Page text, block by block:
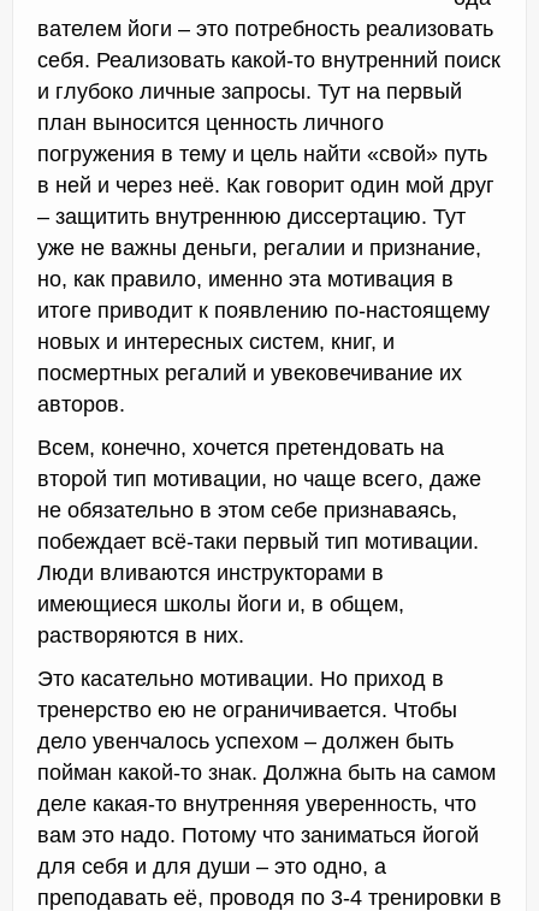
вателем йоги – это потребность реализовать
себя. Реализовать какой-то внутренний поиск
и глубоко личные запросы. Тут на первый
план выносится ценность личного
погружения в тему и цель найти «свой» путь
в ней и через неё. Как говорит один мой друг
– защитить внутреннюю диссертацию. Тут
уже не важны деньги, регалии и признание,
но, как правило, именно эта мотивация в
итоге приводит к появлению по-настоящему
новых и интересных систем, книг, и
посмертных регалий и увековечивание их
авторов.
Всем, конечно, хочется претендовать на
второй тип мотивации, но чаще всего, даже
не обязательно в этом себе признаваясь,
побеждает всё-таки первый тип мотивации.
Люди вливаются инструкторами в
имеющиеся школы йоги и, в общем,
растворяются в них.
Это касательно мотивации. Но приход в
тренерство ею не ограничивается. Чтобы
дело увенчалось успехом – должен быть
пойман какой-то знак. Должна быть на самом
деле какая-то внутренняя уверенность, что
вам это надо. Потому что заниматься йогой
для себя и для души – это одно, а
преподавать её, проводя по 3-4 тренировки в